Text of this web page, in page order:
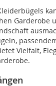
Garderobe
Vielfalt,